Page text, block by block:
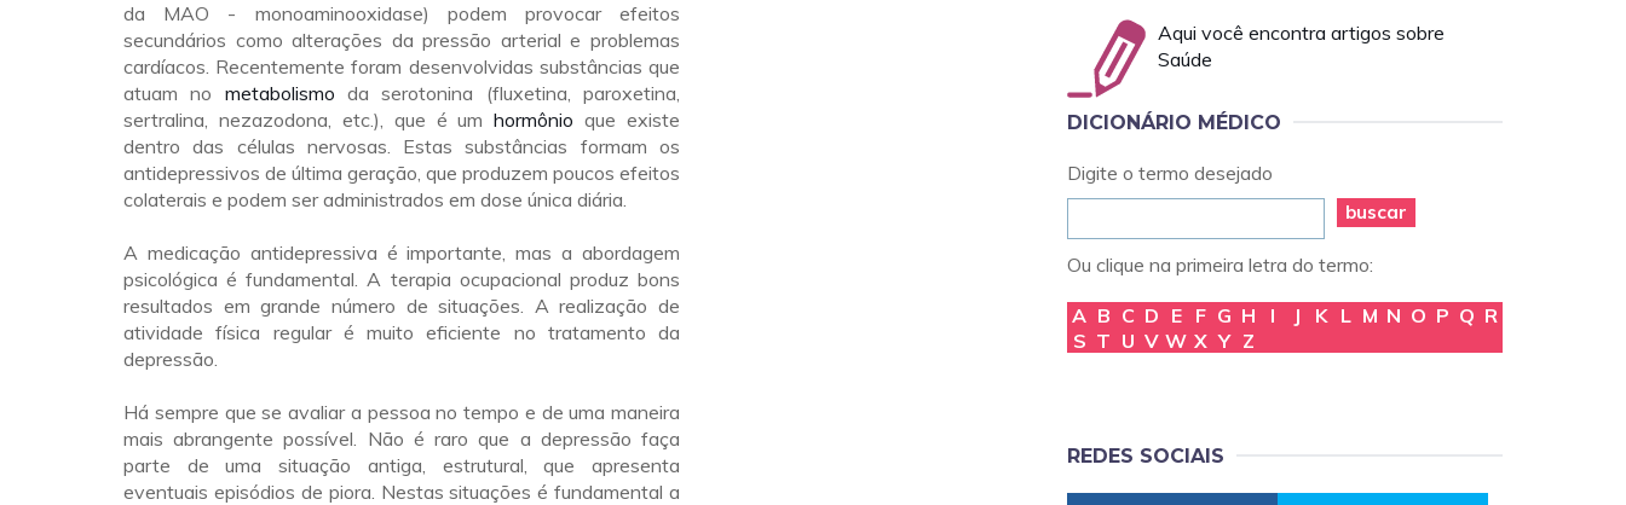
da MAO - monoaminooxidase) podem provocar efeitos
secundários como alterações da pressão arterial e problemas
cardíacos. Recentemente foram desenvolvidas substâncias que
atuam no metabolismo da serotonina (fluxetina, paroxetina,
sertralina, nezazodona, etc.), que é umhormônio que existe
dentro das células nervosas. Estas substâncias formam os
antidepressivos de última geração, que produzem poucos efeitos
colaterais e podem ser administrados em dose única diária.
A medicação antidepressiva é importante, mas a abordagem
psicológica é fundamental. A terapia ocupacional produz bons
resultados em grande número de situações. A realização de
atividade física regular é muito eficiente no tratamento da
depressão.
Há sempre que se avaliar a pessoa no tempo e de uma maneira
mais abrangente possível. Não é raro que a depressão faça
parte de uma situação antiga, estrutural, que apresenta
eventuais episódios de piora. Nestas situações é fundamental a
Aqui você encontra artigos sobre
Saúde
DICIONÁRIO MÉDICO
Digite o termo desejado
buscar
Ou clique na primeira letra do termo:
A B C D E F G H I J K L M N O P Q R
S T U V W X Y Z
REDES SOCIAIS